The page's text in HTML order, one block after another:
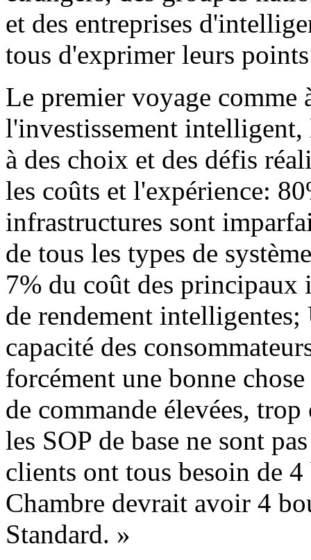
et des entreprises
tous d'exprimer leurs
Le premier voyage comme
l'investissement
à des choix et des défis
les coûts et l'expérience:
infrastructures sont
de tous les types de
7% du coût des principaux
de rendement
capacité des
forcément une bonne
de commande élevées,
les SOP de base ne sont
clients ont tous besoin de
Chambre devrait avoir 4
Standard. »